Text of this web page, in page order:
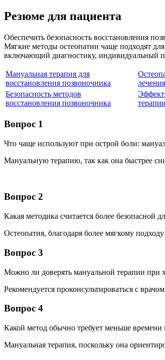
Резюме для пациента
Обеспечить безопасность восстановления
Мягкие методы остеопатии чаще подходят
включающий диагностику, индивидуальный
Мануальная терапия для
восстановления позвоночника
Безопасность методов
восстановления позвоночника
Вопрос 1
Что чаще используют при острой боли:
Мануальную терапию, так как она быстрее
Вопрос 2
Какая методика считается более безопасной
Остеопатия, благодаря более мягкому
Вопрос 3
Можно ли доверять мануальной терапии при
Рекомендуется проконсультироваться с
Вопрос 4
Какой метод обычно требует меньше времени
Мануальная терапия, поскольку она